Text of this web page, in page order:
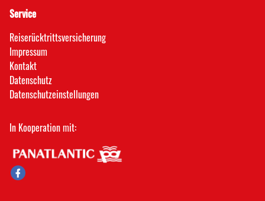
Service
Reiserücktrittsversicherung
Impressum
Kontakt
Datenschutz
Datenschutz­einstellungen
In Kooperation mit: